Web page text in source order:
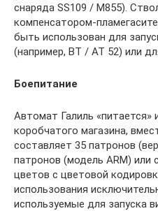
снаряда SS109 / M855).
компенсатором-
быть использован для
(например, BT / AT 52) или
Боепитание
Автомат Галиль «питается»
коробчатого магазина,
составляет 35 патронов
патронов (модель ARM) или
цветов с цветовой
использования
используемые для запуска